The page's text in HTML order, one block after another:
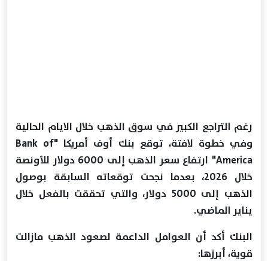
رغم التراجع الكبير في سوق الذهب خلال الايام الحالية
وفي خطوة لافتة، توقع بنك أوف أمريكا "Bank of
America" ارتفاع سعر الذهب إلى 6000 دولار للأونصة
خلال 2026، بعدما نجحت توقعاته السابقة بوصول
الذهب إلى 5000 دولار، والتي تحققت بالفعل خلال
يناير الماضي.
البنك أكد أن العوامل الداعمة لصعود الذهب مازالت
قوية، أبرزها: